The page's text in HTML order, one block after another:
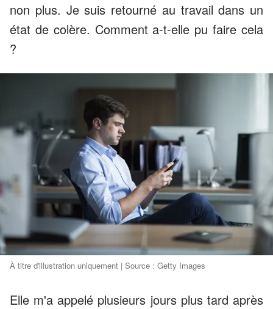
non plus. Je suis retourné au travail dans un
état de colère. Comment a-t-elle pu faire cela
?
À titre d'illustration uniquement | Source : Getty Images
Elle m'a appelé plusieurs jours plus tard après